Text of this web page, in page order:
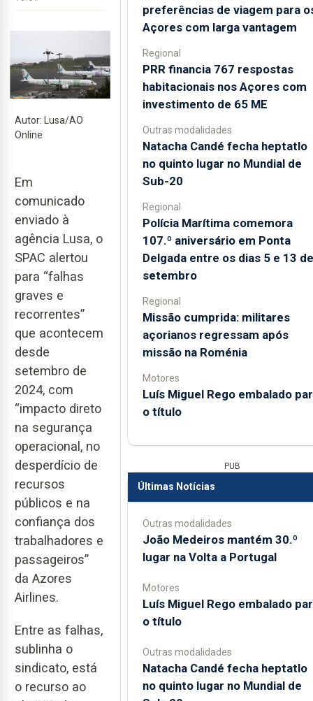
Autor: Lusa/AO
Online
Em
comunicado
enviado à
agência Lusa, o
SPAC alertou
para “falhas
graves e
recorrentes”
que acontecem
desde
setembro de
2024, com
“impacto direto
na segurança
operacional, no
desperdício de
recursos
públicos e na
confiança dos
trabalhadores e
passageiros”
da Azores
Airlines.
Entre as falhas,
sublinha o
sindicato, está
o recurso ao
preferências de viagem para
Açores com larga vantagem
Regional
PRR financia 767 respostas
habitacionais nos Açores com
investimento de 65 ME
Outras modalidades
Natacha Candé fecha heptatlo
no quinto lugar no Mundial de
Sub-20
Regional
Polícia Marítima comemora
107.º aniversário em Ponta
Delgada entre os dias 5 e 13 de
setembro
Regional
Missão cumprida: militares
açorianos regressam após
missão na Roménia
Motores
Luís Miguel Rego embalado
o título
PUB
Últimas Notícias
Outras modalidades
João Medeiros mantém 30.º
lugar na Volta a Portugal
Motores
Luís Miguel Rego embalado
o título
Outras modalidades
Natacha Candé fecha heptatlo
no quinto lugar no Mundial de